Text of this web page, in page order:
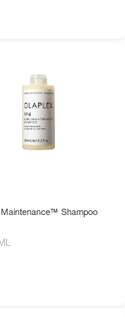
งกลม จากนั้นล้างออกให้
Shampoo